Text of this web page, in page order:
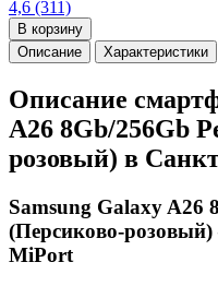
4,6 (311)
В корзину
Описание
Характеристики
Описание
A26 8Gb/256Gb
розовый) в
Samsung Galaxy A26
(Персиково-
MiPort